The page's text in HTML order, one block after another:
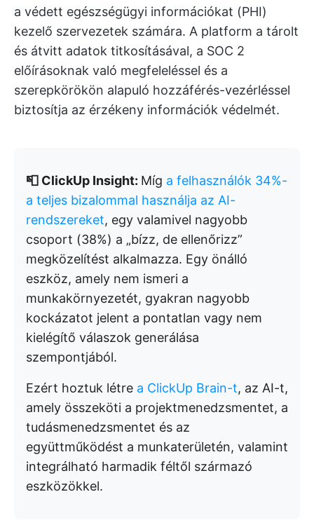
a védett egészségügyi információkat (PHI)
kezelő szervezetek számára. A platform a tárolt
és átvitt adatok titkosításával, a SOC 2
előírásoknak való megfeleléssel és a
szerepkörökön alapuló hozzáférés-vezérléssel
biztosítja az érzékeny információk védelmét.
📮 ClickUp Insight: Míg a felhasználók 34%-
a teljes bizalommal használja az AI-
rendszereket, egy valamivel nagyobb
csoport (38%) a „bízz, de ellenőrizz”
megközelítést alkalmazza. Egy önálló
eszköz, amely nem ismeri a
munkakörnyezetét, gyakran nagyobb
kockázatot jelent a pontatlan vagy nem
kielégítő válaszok generálása
szempontjából.
Ezért hoztuk létre a ClickUp Brain-t, az AI-t,
amely összeköti a projektmenedzsmentet, a
tudásmenedzsmentet és az
együttműködést a munkaterületén, valamint
integrálható harmadik féltől származó
eszközökkel.